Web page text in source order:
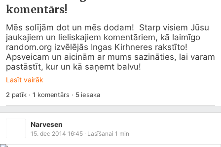
komentārs!
Mēs solījām dot un mēs dodam!  Starp visiem Jūsu
random.org izvēlējās Ingas Kirhneres rakstīto!
Apsveicam un aicinām ar mums sazināties, lai varam
pastāstīt, kur un kā saņemt balvu!
Lasīt vairāk
2 patīk ·1 komentārs · 5iesaka
Narvesen
15. dec 2014 16:45 · Lasīšanai 1 min